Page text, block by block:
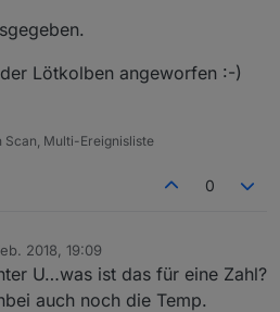
Lötkolben angeworfen :-)
Scan, Multi-Ereignisliste
0
2018, 19:09
U…was ist das für eine Zahl?
auch noch die Temp.